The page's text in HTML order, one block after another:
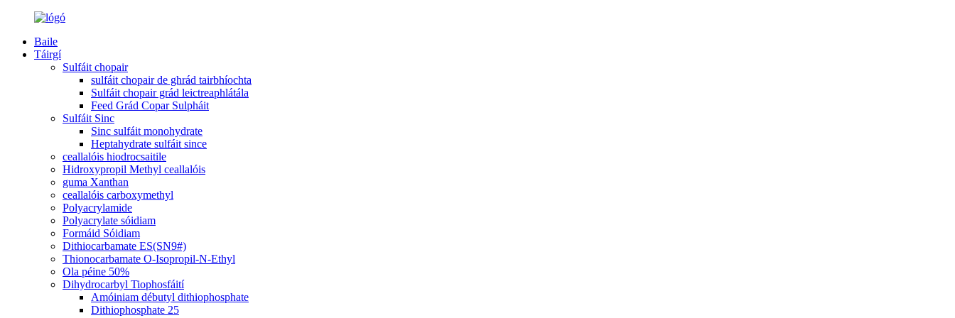
Baile
Táirgí
Sulfáit chopair
sulfáit chopair de ghrád tairbhíochta
Sulfáit chopair grád leictreaphlátála
Feed Grád Copar Sulpháit
Sulfáit Sinc
Sinc sulfáit monohydrate
Heptahydrate sulfáit since
ceallalóis hiodrocsaitile
Hidroxypropil Methyl ceallalóis
guma Xanthan
ceallalóis carboxymethyl
Polyacrylamide
Polyacrylate sóidiam
Formáid Sóidiam
Dithiocarbamate ES(SN9#)
Thionocarbamate O-Isopropil-N-Ethyl
Ola péine 50%
Dihydrocarbyl Tiophosfáití
Amóiniam débutyl dithiophosphate
Dithiophosphate 25